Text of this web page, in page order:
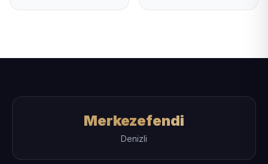
Merkezefendi
Denizli